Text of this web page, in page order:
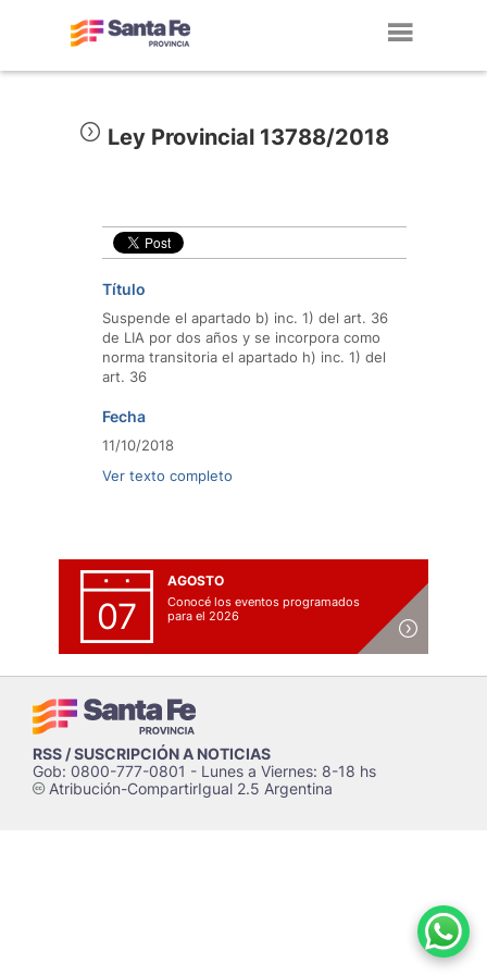
Ley Provincial 13788/2018
Título
Suspende el apartado b) inc. 1) del art. 36
de LIA por dos años y se incorpora como
norma transitoria el apartado h) inc. 1) del
art. 36
Fecha
11/10/2018
Ver texto completo
07
AGOSTO
Conocé los eventos programados
para el 2026
RSS / SUSCRIPCIÓN A NOTICIAS
Gob: 0800-777-0801 - Lunes a Viernes: 8-18 hs
cAtribución-CompartirIgual 2.5 Argentina